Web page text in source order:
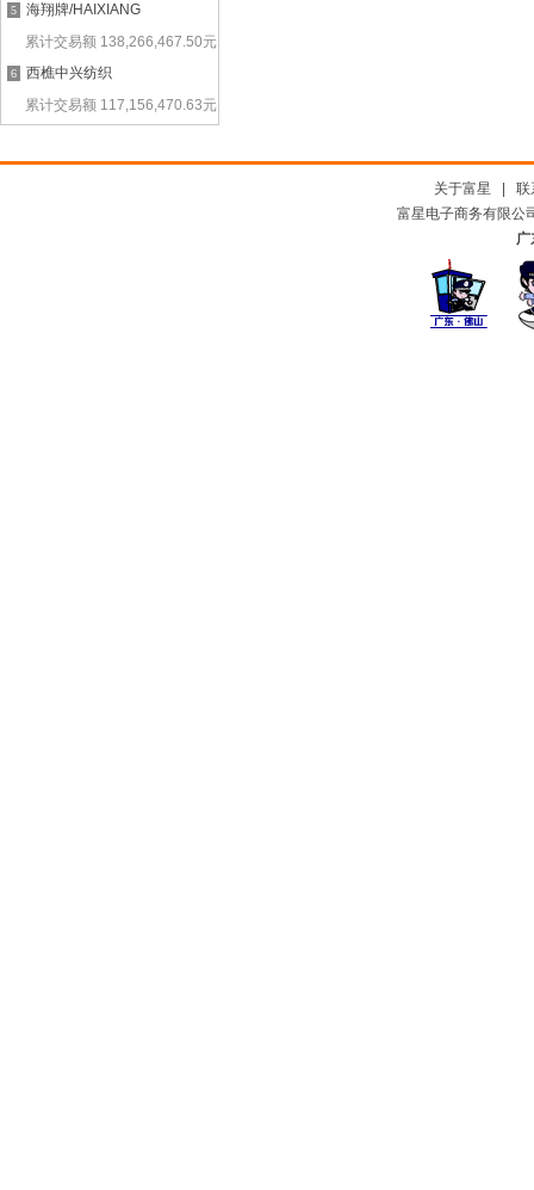
5
海翔牌/HAIXIANG
累计交易额 138,266,467.50元
6
西樵中兴纺织
累计交易额 117,156,470.63元
关于富星
联
富星电子商务有限公